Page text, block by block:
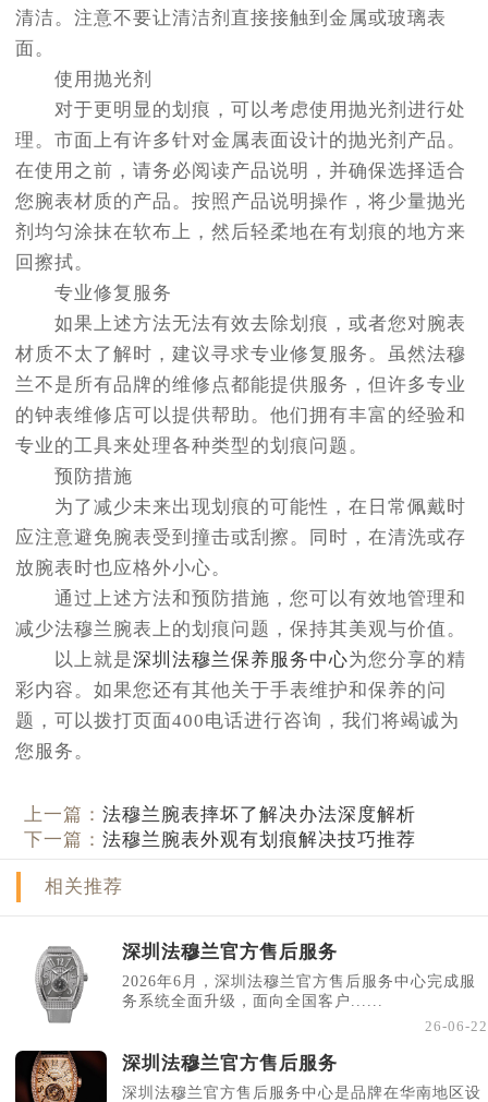
清洁。注意不要让清洁剂直接接触到金属或玻璃表
面。
使用抛光剂
对于更明显的划痕，可以考虑使用抛光剂进行处
理。市面上有许多针对金属表面设计的抛光剂产品。
在使用之前，请务必阅读产品说明，并确保选择适合
您腕表材质的产品。按照产品说明操作，将少量抛光
剂均匀涂抹在软布上，然后轻柔地在有划痕的地方来
回擦拭。
专业修复服务
如果上述方法无法有效去除划痕，或者您对腕表
材质不太了解时，建议寻求专业修复服务。虽然法穆
兰不是所有品牌的维修点都能提供服务，但许多专业
的钟表维修店可以提供帮助。他们拥有丰富的经验和
专业的工具来处理各种类型的划痕问题。
预防措施
为了减少未来出现划痕的可能性，在日常佩戴时
应注意避免腕表受到撞击或刮擦。同时，在清洗或存
放腕表时也应格外小心。
通过上述方法和预防措施，您可以有效地管理和
减少法穆兰腕表上的划痕问题，保持其美观与价值。
以上就是深圳法穆兰保养服务中心为您分享的精
彩内容。如果您还有其他关于手表维护和保养的问
题，可以拨打页面400电话进行咨询，我们将竭诚为
您服务。
上一篇：法穆兰腕表摔坏了解决办法深度解析
下一篇：法穆兰腕表外观有划痕解决技巧推荐
相关推荐
深圳法穆兰官方售后服务
2026年6月，深圳法穆兰官方售后服务中心完成服
务系统全面升级，面向全国客户......
26-06-22
深圳法穆兰官方售后服务
深圳法穆兰官方售后服务中心是品牌在华南地区设